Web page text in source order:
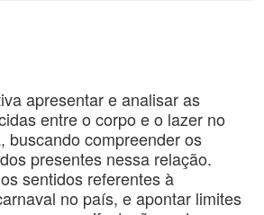
apresentar e analisar as
entre o corpo e o lazer no
buscando compreender os
presentes nessa relação.
sentidos referentes à
no país, e apontar limites